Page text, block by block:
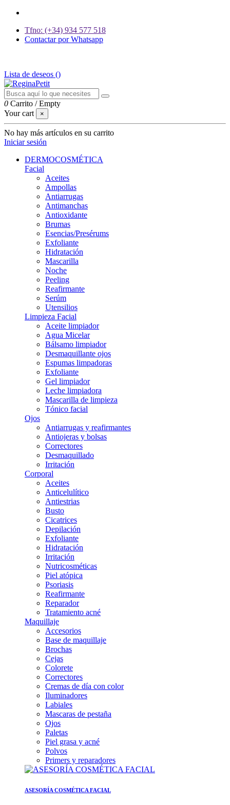
Tfno: (+34) 934 577 518
Contactar por Whatsapp
Lista de deseos ()
0 Carrito /Empty
Your cart
×
No hay más artículos en su carrito
Iniciar sesión
DERMOCOSMÉTICA
Facial
Aceites
Ampollas
Antiarrugas
Antimanchas
Antioxidante
Brumas
Esencias/Presérums
Exfoliante
Hidratación
Mascarilla
Noche
Peeling
Reafirmante
Serúm
Utensilios
Limpieza Facial
Aceite limpiador
Agua Micelar
Bálsamo limpiador
Desmaquillante ojos
Espumas limpadoras
Exfoliante
Gel limpiador
Leche limpiadora
Mascarilla de limpieza
Tónico facial
Ojos
Antiarrugas y reafirmantes
Antiojeras y bolsas
Correctores
Desmaquillado
Irritación
Corporal
Aceites
Anticelulítico
Antiestrias
Busto
Cicatrices
Depilación
Exfoliante
Hidratación
Irritación
Nutricosméticas
Piel atópica
Psoriasis
Reafirmante
Reparador
Tratamiento acné
Maquillaje
Accesorios
Base de maquillaje
Brochas
Cejas
Colorete
Correctores
Cremas de día con color
Iluminadores
Labiales
Mascaras de pestaña
Ojos
Paletas
Piel grasa y acné
Polvos
Primers y reparadores
ASESORÍA COSMÉTICA FACIAL